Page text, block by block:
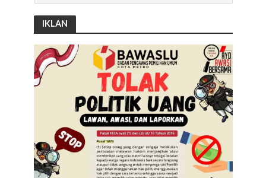
IKLAN